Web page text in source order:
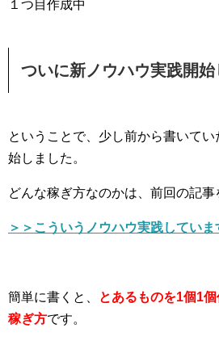
１つ目作成中
ついに新ノウハウ実践開
ということで、少し前から書いて
始しました。
どんな稼ぎ方なのかは、前回の記事
＞＞こういうノウハウ実践していま
簡単に書くと、
とあるものを1個1
稼ぎ方です。